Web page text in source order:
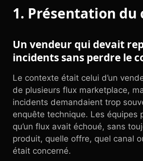
1. Présentation du
Un vendeur qui devait
incidents sans perdre le
Le contexte était celui d’un
de plusieurs flux marketplace,
incidents demandaient trop
enquête technique. Les équipes
qu’un flux avait échoué, sans
produit, quelle offre, quel canal
était concerné.